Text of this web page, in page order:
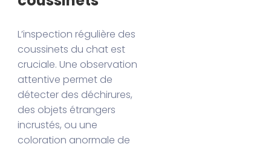
L’inspection régulière des
coussinets du chat est
cruciale. Une observation
attentive permet de
détecter des déchirures,
des objets étrangers
incrustés, ou une
coloration anormale de